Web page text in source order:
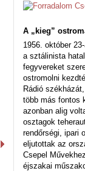
A „kieg”
1956. október
a sztálinista
fegyvereket
ostromolni
Rádió
több más fontos
azonban alig
osztagok
rendőrségi, ipari
eljutottak az
Csepel
éjszakai